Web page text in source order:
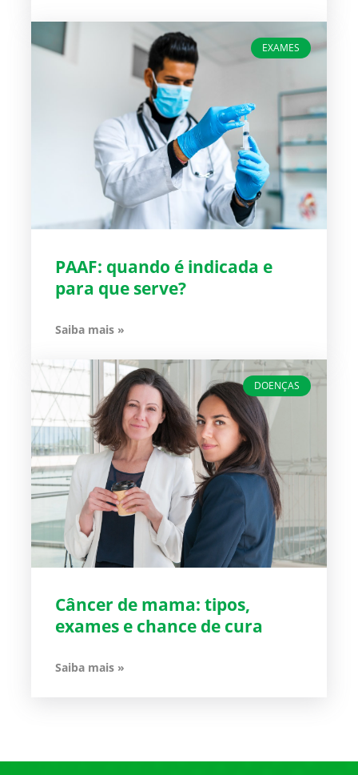
EXAMES
PAAF: quando é indicada e
para que serve?
Saiba mais »
DOENÇAS
Câncer de mama: tipos,
exames e chance de cura
Saiba mais »